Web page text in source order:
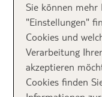
Beste Strandlage!
Sie können
"Einstellungen"
Cookies und
Verarbeitung
akzeptieren
Cookies finden